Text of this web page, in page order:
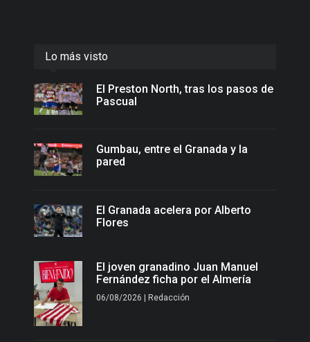
Lo más visto
El Preston North, tras los pasos de
Pascual
Gumbau, entre el Granada y la
pared
El Granada acelera por Alberto
Flores
El joven granadino Juan Manuel
Fernández ficha por el Almería
06/08/2026 | Redacción